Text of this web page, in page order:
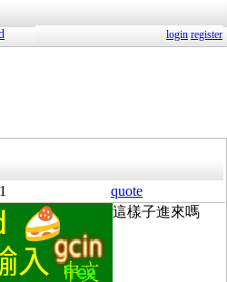
login register
quote
這樣子進來嗎